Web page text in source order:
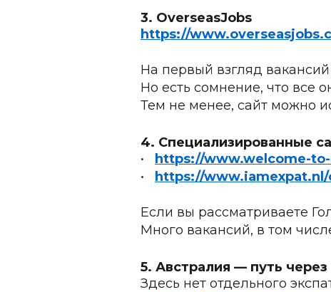
3. OverseasJobs
https://
На первый взгляд
Но есть сомнение, что все
Тем не менее, сайт можно
4. Специализированные
https://www.welcome-
https://
Если вы рассматриваете
Много вакансий, в том
5. Австралия — путь
Здесь нет отдельного